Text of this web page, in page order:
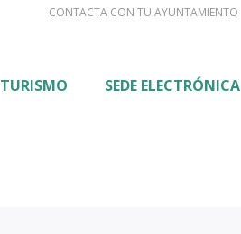
CONTACTA CON TU AYUNTAMIENTO
TURISMO SEDE ELECTRÓNICA